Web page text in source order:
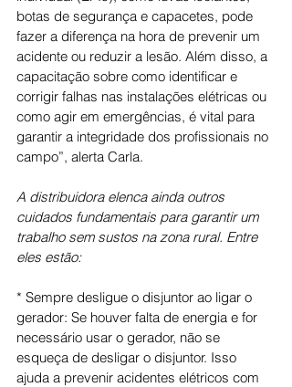
botas de segurança e capacetes, pode
fazer a diferença na hora de prevenir um
acidente ou reduzir a lesão. Além disso, a
capacitação sobre como identificar e
corrigir falhas nas instalações elétricas ou
como agir em emergências, é vital para
garantir a integridade dos profissionais no
campo”, alerta Carla.
A distribuidora elenca ainda outros
cuidados fundamentais para garantir um
trabalho sem sustos na zona rural. Entre
eles estão:
* Sempre desligue o disjuntor ao ligar o
gerador: Se houver falta de energia e for
necessário usar o gerador, não se
esqueça de desligar o disjuntor. Isso
ajuda a prevenir acidentes elétricos com